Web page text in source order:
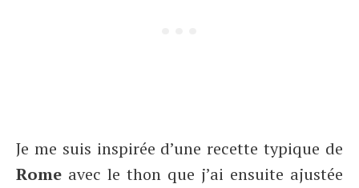
Je me suis inspirée d’une recette typique de
Rome avec le thon que j’ai ensuite ajustée